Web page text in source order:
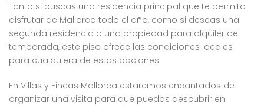
Tanto si buscas una residencia principal que te permita
disfrutar de Mallorca todo el año, como si deseas una
segunda residencia o una propiedad para alquiler de
temporada, este piso ofrece las condiciones ideales
para cualquiera de estas opciones.
En Villas y Fincas Mallorca estaremos encantados de
organizar una visita para que puedas descubrir en